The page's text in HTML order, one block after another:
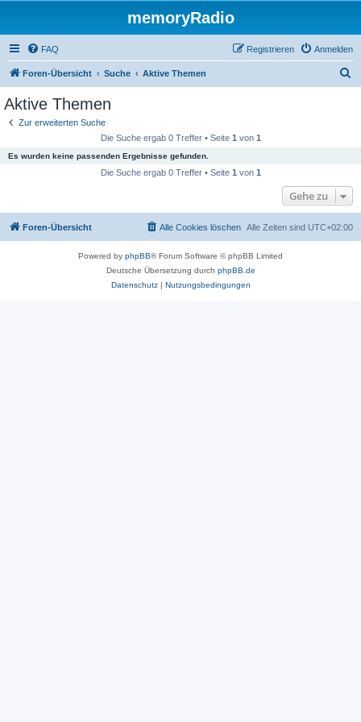
memoryRadio
FAQ Anmelden
Registrieren
Foren-Übersicht Suche Aktive Themen
Aktive Themen
Zur erweiterten Suche
Die Suche ergab 0 Treffer • Seite 1 von 1
Es wurden keine passenden Ergebnisse gefunden.
Die Suche ergab 0 Treffer • Seite 1 von 1
Gehe zu
Foren-Übersicht Alle Zeiten sind UTC+02:00
Alle Cookies löschen
Powered by phpBB® Forum Software © phpBB Limited
Deutsche Übersetzung durch phpBB.de
Datenschutz| Nutzungsbedingungen